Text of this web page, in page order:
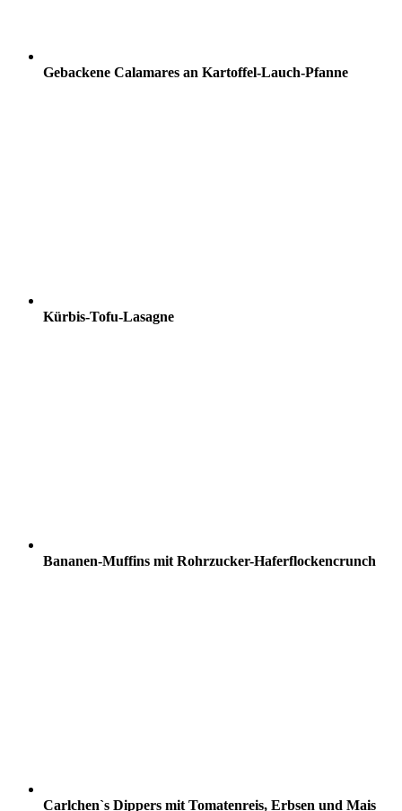
Gebackene Calamares an Kartoffel-Lauch-Pfanne
Kürbis-Tofu-Lasagne
Bananen-Muffins mit Rohrzucker-Haferflockencrunch
Carlchen`s Dippers mit Tomatenreis, Erbsen und Mais